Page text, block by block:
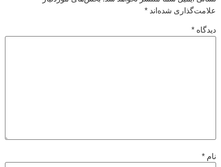
علامت‌گذاری شده‌اند *
دیدگاه *
نام *